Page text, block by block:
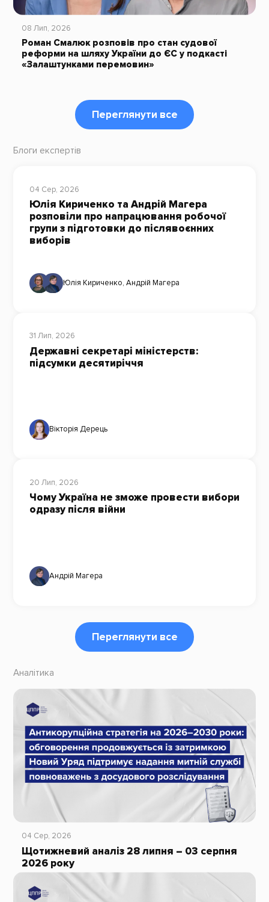
08 Лип, 2026
Роман Смалюк розповів про стан судової
реформи на шляху України до ЄС у подкасті
«Залаштунками перемовин»
Переглянути все
Блоги експертів
04 Сер, 2026
Юлія Кириченко та Андрій Магера
розповіли про напрацювання робочої
групи з підготовки до післявоєнних
виборів
Юлія Кириченко, Андрій Магера
31 Лип, 2026
Державні секретарі міністерств:
підсумки десятиріччя
Вікторія Дерець
20 Лип, 2026
Чому Україна не зможе провести вибори
одразу після війни
Андрій Магера
Переглянути все
Аналітика
04 Сер, 2026
Щотижневий аналіз 28 липня – 03 серпня
2026 року